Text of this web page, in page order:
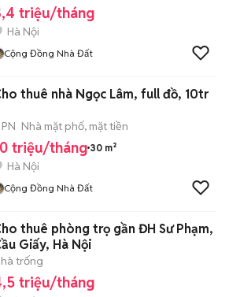
triệu/tháng
Hà Nội
Cộng Đồng Nhà Đất
thuê nhà Ngọc Lâm, full đồ, 10tr
Nhà mặt phố, mặt tiền
triệu/tháng 30 m²
Hà Nội
Cộng Đồng Nhà Đất
thuê phòng trọ gần ĐH Sư Phạm,
Giấy, Hà Nội
trống
triệu/tháng